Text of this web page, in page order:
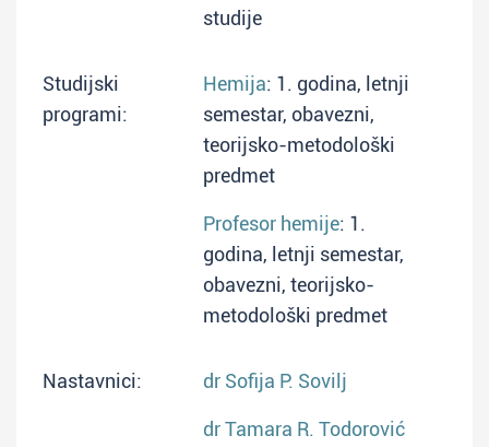
studije
Studijski
programi:
Hemija: 1. godina, letnji
semestar, obavezni,
teorijsko-metodološki
predmet
Profesor hemije: 1.
godina, letnji semestar,
obavezni, teorijsko-
metodološki predmet
Nastavnici: dr Sofija P. Sovilj
dr Tamara R. Todorović